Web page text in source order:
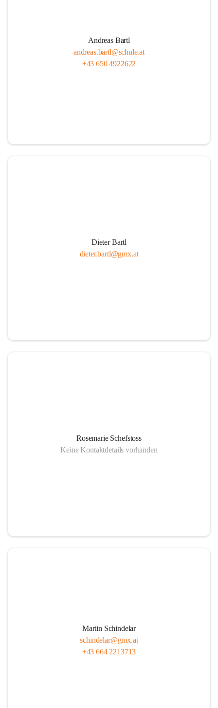
Andreas Bartl
andreas.bartl@schule.at
+43 650 4922622
Dieter Bartl
dieter.bartl@gmx.at
Rosemarie Schefstoss
Keine Kontaktdetails vorhanden
Martin Schindelar
schindelar@gmx.at
+43 664 2213713